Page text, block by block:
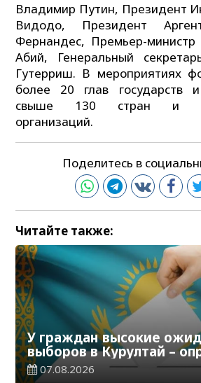
Владимир Путин, Президент
Видодо, Президент
Фернандес, Премьер-
Абий, Генеральный
Гутерриш. В мероприятиях
более 20 глав государств
свыше 130 стран и
организаций.
Поделитесь в
Читайте также:
У граждан высокие
выборов в Курултай –
общественного мнения
07.08.2026